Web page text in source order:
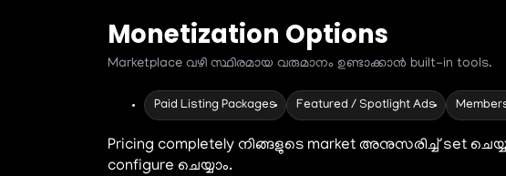
Monetization Options
Marketplace വഴി സ്ഥിരമായ വരുമാനം ഉണ്ടാക്കാൻ built-in tools.
Paid Listing Packages Featured / Spotlight Ads
Pricing completely നിങ്ങളുടെ market അനുസരിച്ച് set
configure ചെയ്യാം.